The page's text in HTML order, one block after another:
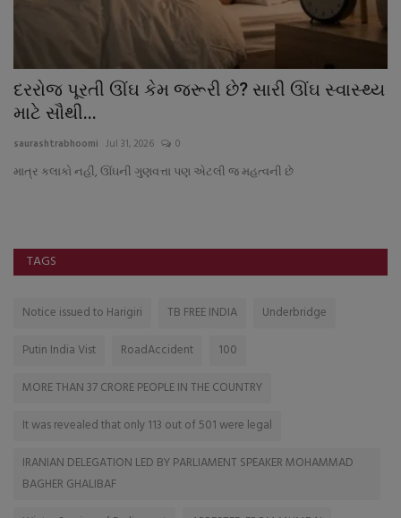
દરરોજ પૂરતી ઊંઘ કેમ જરૂરી છે? સારી ઊંઘ સ્વાસ્થ્ય
માટે સૌથી...
saurashtrabhoomi Jul 31, 2026 0
માત્ર કલાકો નહીં, ઊંઘની ગુણવત્તા પણ એટલી જ મહત્વની છે
TAGS
Notice issued to Harigiri TB FREE INDIA
Underbridge
Putin India Vist
RoadAccident
100
MORE THAN 37 CRORE PEOPLE IN THE COUNTRY
It was revealed that only 113 out of 501 were legal
IRANIAN DELEGATION LED BY PARLIAMENT SPEAKER MOHAMMAD
BAGHER GHALIBAF